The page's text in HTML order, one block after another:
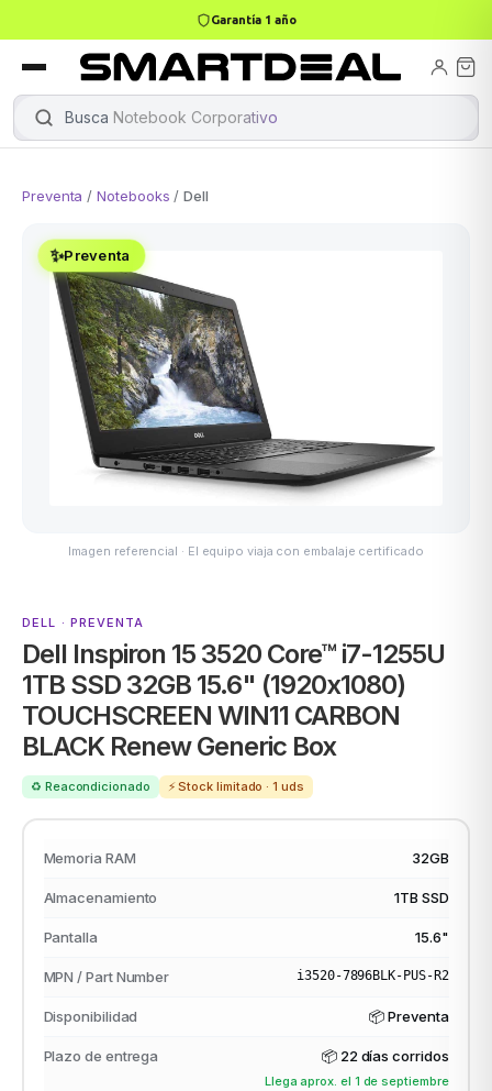
Garantía 1 año
Busca Notebook Corporativ|
ACER
Preventa /Notebooks /Dell
✨Preventa
Imagen referencial · El equipo viaja con embalaje certificado
DELL · PREVENTA
Dell Inspiron 15 3520 Core™ i7-1255U
1TB SSD 32GB 15.6" (1920x1080)
TOUCHSCREEN WIN11 CARBON
BLACK Renew Generic Box
♻️ Reacondicionado ⚡ Stock limitado · 1 uds
Memoria RAM 32GB
Almacenamiento 1TB SSD
Pantalla 15.6"
MPN / Part Number i3520-7896BLK-PUS-R2
Disponibilidad 📦 Preventa
Plazo de entrega 📦 22 días corridos
Llega aprox. el 1 de septiembre